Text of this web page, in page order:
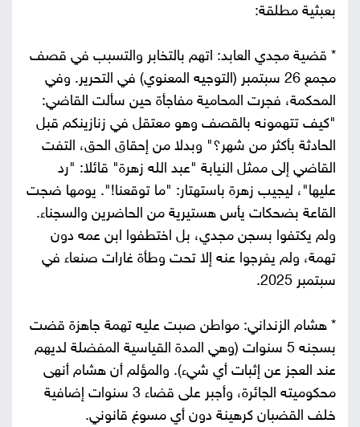
بعبثية مطلقة:
* قضية مجدي العابد: اتهم بالتخابر والتسبب في قصف
مجمع 26 سبتمبر (التوجيه المعنوي) في التحرير. وفي
المحكمة، فجرت المحامية مفاجأة حين سألت القاضي:
"كيف تتهمونه بالقصف وهو معتقل في زنازينكم قبل
الحادثة بأكثر من شهر؟" وبدلا من إحقاق الحق، التفت
القاضي إلى ممثل النيابة "عبد الله زهرة" قائلا: "رد
عليها"، ليجيب زهرة باستهتار: "ما توقعنا!". يومها ضجت
القاعة بضحكات يأس هستيرية من الحاضرين والسجناء.
ولم يكتفوا بسجن مجدي، بل اختطفوا ابن عمه دون
تهمة، ولم يفرجوا عنه إلا تحت وطأة غارات صنعاء في
سبتمبر 2025.
* هشام الزنداني: مواطن صبت عليه تهمة جاهزة قضت
بسجنه 5 سنوات (وهي المدة القياسية المفضلة لديهم
عند العجز عن إثبات أي شيء). والمؤلم أن هشام أنهى
محكوميته الجائرة، وأجبر على قضاء 3 سنوات إضافية
خلف القضبان كرهينة دون أي مسوغ قانوني.